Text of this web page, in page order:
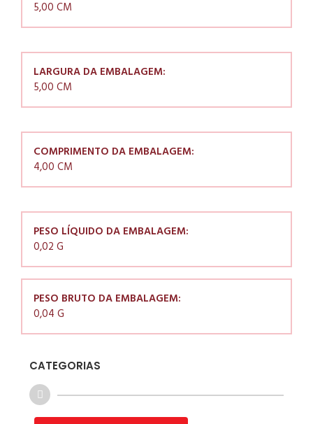
5,00 CM
LARGURA DA EMBALAGEM:
5,00 CM
COMPRIMENTO DA EMBALAGEM:
4,00 CM
PESO LÍQUIDO DA EMBALAGEM:
0,02 G
PESO BRUTO DA EMBALAGEM:
0,04 G
CATEGORIAS